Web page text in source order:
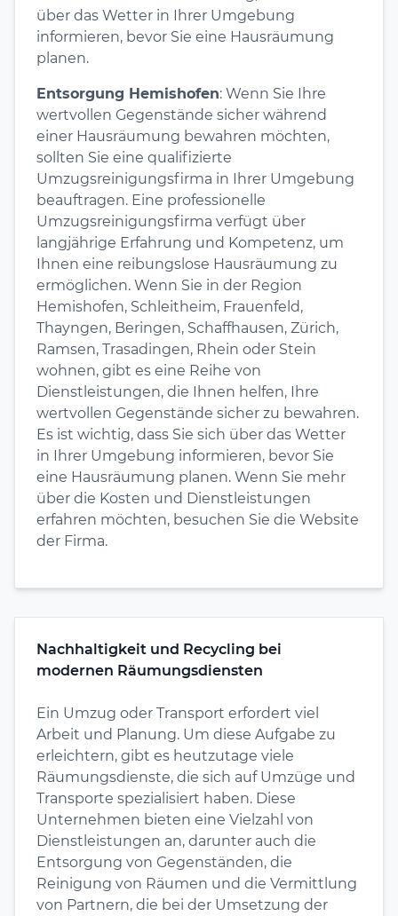
über das Wetter in Ihrer Umgebung
informieren, bevor Sie eine Hausräumung
planen.
Entsorgung Hemishofen: Wenn Sie Ihre
wertvollen Gegenstände sicher während
einer Hausräumung bewahren möchten,
sollten Sie eine qualifizierte
Umzugsreinigungsfirma in Ihrer Umgebung
beauftragen. Eine professionelle
Umzugsreinigungsfirma verfügt über
langjährige Erfahrung und Kompetenz, um
Ihnen eine reibungslose Hausräumung zu
ermöglichen. Wenn Sie in der Region
Hemishofen, Schleitheim, Frauenfeld,
Thayngen, Beringen, Schaffhausen, Zürich,
Ramsen, Trasadingen, Rhein oder Stein
wohnen, gibt es eine Reihe von
Dienstleistungen, die Ihnen helfen, Ihre
wertvollen Gegenstände sicher zu bewahren.
Es ist wichtig, dass Sie sich über das Wetter
in Ihrer Umgebung informieren, bevor Sie
eine Hausräumung planen. Wenn Sie mehr
über die Kosten und Dienstleistungen
erfahren möchten, besuchen Sie die Website
der Firma.
Nachhaltigkeit und Recycling bei
modernen Räumungsdiensten
Ein Umzug oder Transport erfordert viel
Arbeit und Planung. Um diese Aufgabe zu
erleichtern, gibt es heutzutage viele
Räumungsdienste, die sich auf Umzüge und
Transporte spezialisiert haben. Diese
Unternehmen bieten eine Vielzahl von
Dienstleistungen an, darunter auch die
Entsorgung von Gegenständen, die
Reinigung von Räumen und die Vermittlung
von Partnern, die bei der Umsetzung der